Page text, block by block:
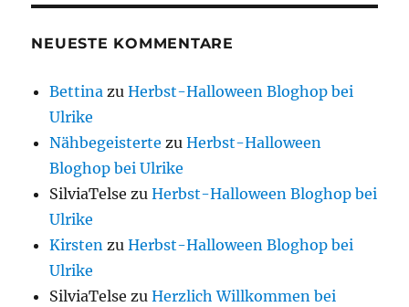
NEUESTE KOMMENTARE
Bettina zuHerbst-Halloween Bloghop bei
Ulrike
Nähbegeisterte zuHerbst-Halloween
Bloghop bei Ulrike
SilviaTelse zuHerbst-Halloween Bloghop bei
Ulrike
Kirsten zuHerbst-Halloween Bloghop bei
Ulrike
SilviaTelse zuHerzlich Willkommen bei